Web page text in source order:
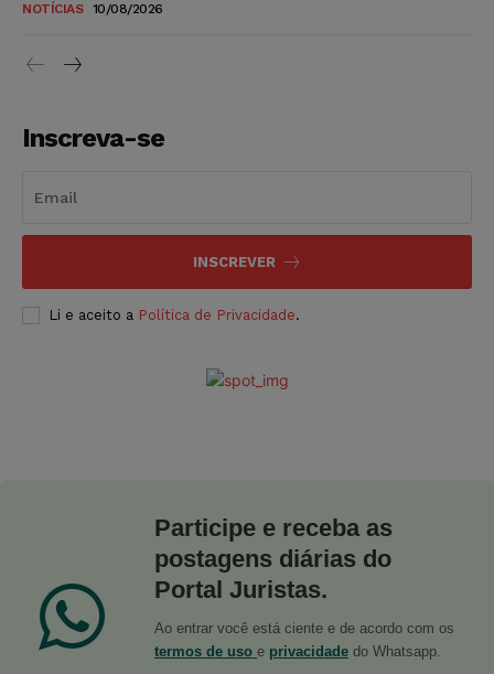
NOTÍCIAS 10/08/2026
Inscreva-se
INSCREVER
Li e aceito a Política de Privacidade.
Participe e receba as
postagens diárias do
Portal Juristas.
Ao entrar você está ciente e de acordo com os
termos de uso e privacidade do Whatsapp.